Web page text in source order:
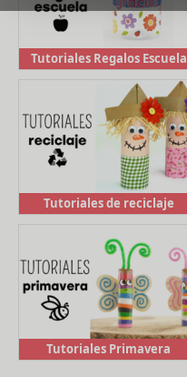
DIY
de
años
Niños
Tutoriales
Joyas
Tutoriales
por
épocas
Tutoriales
adultos
Dibujos
colorear
descargar
Tutoriales Regalos Escuela
Tutoriales de reciclaje
Tutoriales Primavera